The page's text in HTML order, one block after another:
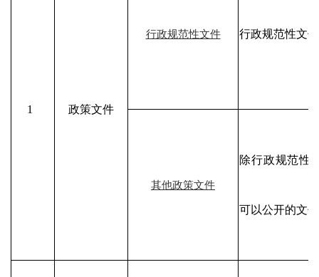
1 政策文件
行政规范性文件 行政规范性文件
其他政策文件
除行政规范性
可以公开的文件